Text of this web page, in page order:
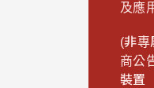
及應
(非專
商公
裝置